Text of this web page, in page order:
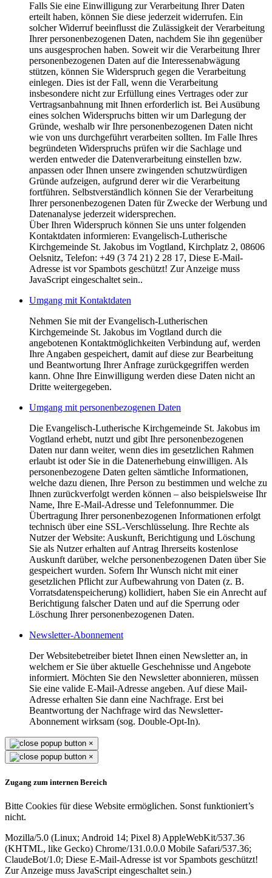
Falls Sie eine Einwilligung zur Verarbeitung Ihrer Daten
erteilt haben, können Sie diese jederzeit widerrufen. Ein
solcher Widerruf beeinflusst die Zulässigkeit der Verarbeitung
Ihrer personenbezogenen Daten, nachdem Sie ihn gegenüber
uns ausgesprochen haben. Soweit wir die Verarbeitung Ihrer
personenbezogenen Daten auf die Interessenabwägung
stützen, können Sie Widerspruch gegen die Verarbeitung
einlegen. Dies ist der Fall, wenn die Verarbeitung
insbesondere nicht zur Erfüllung eines Vertrages oder zur
Vertragsanbahnung mit Ihnen erforderlich ist. Bei Ausübung
eines solchen Widerspruchs bitten wir um Darlegung der
Gründe, weshalb wir Ihre personenbezogenen Daten nicht
wie von uns durchgeführt verarbeiten sollten. Im Falle Ihres
begründeten Widerspruchs prüfen wir die Sachlage und
werden entweder die Datenverarbeitung einstellen bzw.
anpassen oder Ihnen unsere zwingenden schutzwürdigen
Gründe aufzeigen, aufgrund derer wir die Verarbeitung
fortführen. Selbstverständlich können Sie der Verarbeitung
Ihrer personenbezogenen Daten für Zwecke der Werbung und
Datenanalyse jederzeit widersprechen.
Über Ihren Widerspruch können Sie uns unter folgenden
Kontaktdaten informieren: Evangelisch-Lutherische
Kirchgemeinde St. Jakobus im Vogtland, Kirchplatz 2, 08606
Oelsnitz, Telefon: +49 (3 74 21) 2 28 17, Diese E-Mail-
Adresse ist vor Spambots geschützt! Zur Anzeige muss
JavaScript eingeschaltet sein..
Umgang mit Kontaktdaten
Nehmen Sie mit der Evangelisch-Lutherischen
Kirchgemeinde St. Jakobus im Vogtland durch die
angebotenen Kontaktmöglichkeiten Verbindung auf, werden
Ihre Angaben gespeichert, damit auf diese zur Bearbeitung
und Beantwortung Ihrer Anfrage zurückgegriffen werden
kann. Ohne Ihre Einwilligung werden diese Daten nicht an
Dritte weitergegeben.
Umgang mit personenbezogenen Daten
Die Evangelisch-Lutherische Kirchgemeinde St. Jakobus im
Vogtland erhebt, nutzt und gibt Ihre personenbezogenen
Daten nur dann weiter, wenn dies im gesetzlichen Rahmen
erlaubt ist oder Sie in die Datenerhebung einwilligen. Als
personenbezogene Daten gelten sämtliche Informationen,
welche dazu dienen, Ihre Person zu bestimmen und welche zu
Ihnen zurückverfolgt werden können – also beispielsweise Ihr
Name, Ihre E-Mail-Adresse und Telefonnummer. Die
Übertragung Ihrer personenbezogenen Informationen erfolgt
technisch über eine SSL-Verschlüsselung. Ihre Rechte als
Nutzer der Website: Auskunft, Berichtigung und Löschung
Sie als Nutzer erhalten auf Antrag Ihrerseits kostenlose
Auskunft darüber, welche personenbezogenen Daten über Sie
gespeichert wurden. Sofern Ihr Wunsch nicht mit einer
gesetzlichen Pflicht zur Aufbewahrung von Daten (z. B.
Vorratsdatenspeicherung) kollidiert, haben Sie ein Anrecht auf
Berichtigung falscher Daten und auf die Sperrung oder
Löschung Ihrer personenbezogenen Daten.
Newsletter-Abonnement
Der Websitebetreiber bietet Ihnen einen Newsletter an, in
welchem er Sie über aktuelle Geschehnisse und Angebote
informiert. Möchten Sie den Newsletter abonnieren, müssen
Sie eine valide E-Mail-Adresse angeben. Auf diese Mail-
Adresse erhalten Sie dann eine Nachfrage. Erst bei
Beantwortung der Nachfrage wird das Newsletter-
Abonnement wirksam (sog. Double-Opt-In).
×
×
Zugang zum internen Bereich
Bitte Cookies für diese Website ermöglichen. Sonst funktioniert’s
nicht.
Mozilla/5.0 (Linux; Android 14; Pixel 8) AppleWebKit/537.36
(KHTML, like Gecko) Chrome/131.0.0.0 Mobile Safari/537.36;
ClaudeBot/1.0; Diese E-Mail-Adresse ist vor Spambots geschützt!
Zur Anzeige muss JavaScript eingeschaltet sein.)